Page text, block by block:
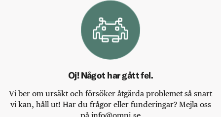
Oj! Något har gått fel.
Vi ber om ursäkt och försöker åtgärda problemet så snart
vi kan, håll ut! Har du frågor eller funderingar? Mejla oss